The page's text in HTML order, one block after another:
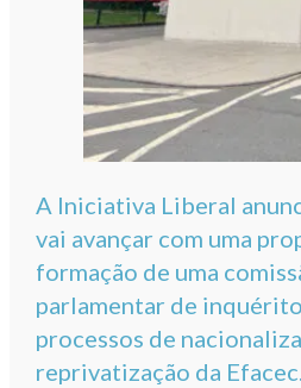
A Iniciativa Liberal
vai avançar com uma
formação de uma
parlamentar de
processos de
reprivatização da